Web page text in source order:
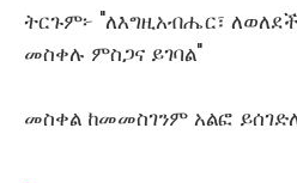
ትርጉም፦ "ለእግዚአብሔር፣
መስቀሉ ምስጋና ይገባል"
መስቀል ከመመስገንም አልፎ